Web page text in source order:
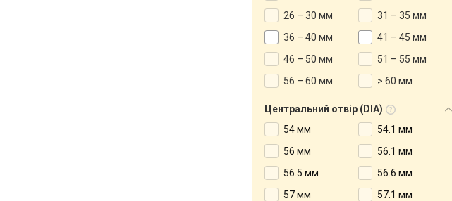
26 – 30 мм
31 – 35 мм
36 – 40 мм
41 – 45 мм
46 – 50 мм
51 – 55 мм
56 – 60 мм
> 60 мм
Центральний отвір (DIA)
54 мм
54.1 мм
56 мм
56.1 мм
56.5 мм
56.6 мм
57 мм
57.1 мм